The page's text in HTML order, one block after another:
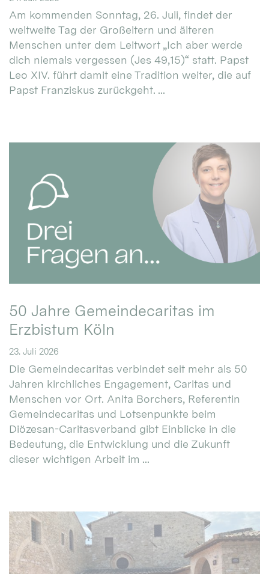
Am kommenden Sonntag, 26. Juli, findet der
weltweite Tag der Großeltern und älteren
Menschen unter dem Leitwort „Ich aber werde
dich niemals vergessen (Jes 49,15)“ statt. Papst
Leo XIV. führt damit eine Tradition weiter, die auf
Papst Franziskus zurückgeht. ...
50 Jahre Gemeindecaritas im
Erzbistum Köln
23. Juli 2026
Die Gemeindecaritas verbindet seit mehr als 50
Jahren kirchliches Engagement, Caritas und
Menschen vor Ort. Anita Borchers, Referentin
Gemeindecaritas und Lotsenpunkte beim
Diözesan-Caritasverband gibt Einblicke in die
Bedeutung, die Entwicklung und die Zukunft
dieser wichtigen Arbeit im ...